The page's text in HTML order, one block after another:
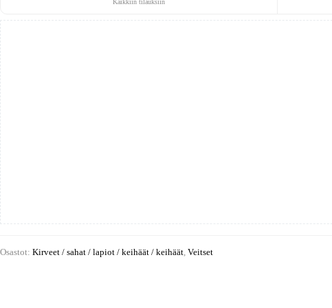
Osastot: Kirveet / sahat / lapiot / keihäät / keihäät Veitset